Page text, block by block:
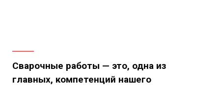
Сварочные работы — это, одна из
главных, компетенций нашего